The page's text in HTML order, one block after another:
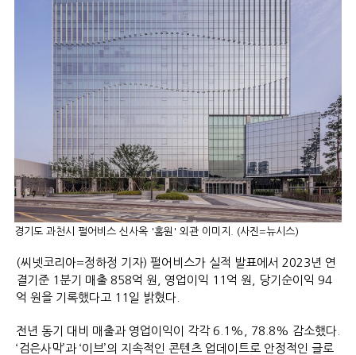
경기도 과천시 펄어비스 신사옥 '홈원' 외관 이미지. (사진=뉴시스)
(씨넷코리아=정하정 기자) 펄어비스가 실적 발표에서 2023년 연
결기준 1분기 매출 858억 원, 영업이익 11억 원, 당기순이익 94
억 원을 기록했다고 11일 밝혔다.
전년 동기 대비 매출과 영업이익이 각각 6.1%, 78.8% 감소했다.
‘검은사막’과 ‘이브’의 지속적인 콘텐츠 업데이트로 안정적인 글로